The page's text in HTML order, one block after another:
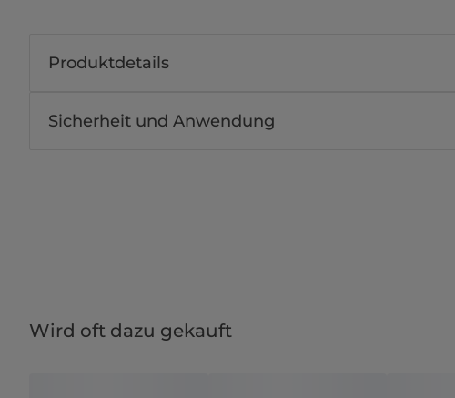
Produktdetails
Sicherheit und Anwendung
Wird oft dazu gekauft